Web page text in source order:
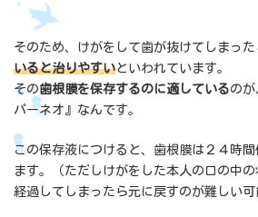
そのため、けがをして歯が抜けてしまった
いると治りやすいといわれています。
その歯根膜を保存するのに適しているの
パーネオ』なんです。
この保存液につけると、歯根膜は２４時
ます。（ただしけがをした本人の口の中
経過してしまったら元に戻すのが難しい可